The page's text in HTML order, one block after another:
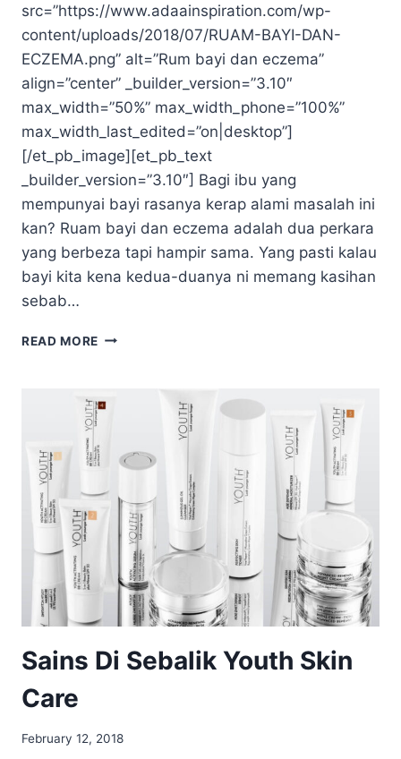
src=”https://www.adaainspiration.com/wp-
content/uploads/2018/07/RUAM-BAYI-DAN-
ECZEMA.png” alt=”Rum bayi dan eczema”
align=”center” _builder_version=”3.10″
max_width=”50%” max_width_phone=”100%”
max_width_last_edited=”on|desktop”]
[/et_pb_image][et_pb_text
_builder_version=”3.10″] Bagi ibu yang
mempunyai bayi rasanya kerap alami masalah ini
kan? Ruam bayi dan eczema adalah dua perkara
yang berbeza tapi hampir sama. Yang pasti kalau
bayi kita kena kedua-duanya ni memang kasihan
sebab…
READ MORE RUAM
HILANG
HERBAL
BLEND
Sains Di Sebalik Youth Skin
Care
February 12, 2018